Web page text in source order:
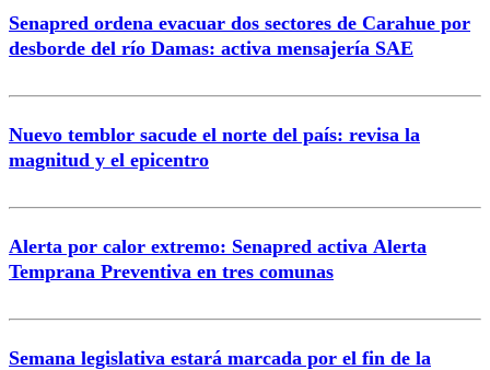
Senapred ordena evacuar dos sectores de Carahue por
desborde del río Damas: activa mensajería SAE
Nuevo temblor sacude el norte del país: revisa la
magnitud y el epicentro
Alerta por calor extremo: Senapred activa Alerta
Temprana Preventiva en tres comunas
Semana legislativa estará marcada por el fin de la